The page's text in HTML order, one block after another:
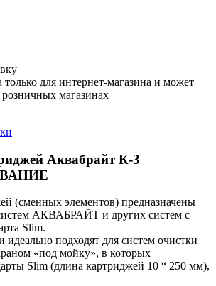
только для интернет-магазина и может
розничных магазинах
Аквабрайт К-3
(сменных элементов) предназначены
АКВАБРАЙТ и других систем с
Slim.
подходят для систем очистки
«под мойку», в которых
Slim (длина картриджей 10 “ 250 мм),